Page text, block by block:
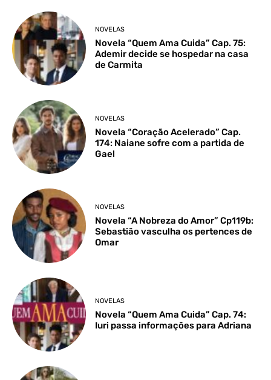
NOVELAS
Novela “Quem Ama Cuida” Cap. 75:
Ademir decide se hospedar na casa
de Carmita
NOVELAS
Novela “Coração Acelerado” Cap.
174: Naiane sofre com a partida de
Gael
NOVELAS
Novela “A Nobreza do Amor” Cp119b:
Sebastião vasculha os pertences de
Omar
NOVELAS
Novela “Quem Ama Cuida” Cap. 74:
Iuri passa informações para Adriana